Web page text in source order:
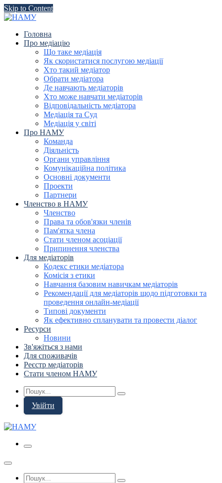
Skip to Content
Головна
Про медіацію
Що таке медіація
Як скористатися послугою медіації
Хто такий медіатор
Обрати медіатора
Де навчають медіаторів
Хто може навчати медіаторів
Відповідальність медіатора
Медіація та Суд
Медіація у світі
Про НАМУ
Команда
Діяльність
Органи управління
Комунікаційна політика
Основні документи
Проекти
Партнери
Членство в НАМУ
Членство
Права та обов'язки членів
Пам'ятка члена
Стати членом асоціації
Припинення членства
Для медіаторів
Кодекс етики медіатора
Комісія з етики
Навчання базовим навичкам медіаторів
Рекомендації для медіаторів щодо підготовки та
проведення онлайн-медіації
Типові документи
Як ефективно спланувати та провести діалог
Ресурси
Новини
Зв'яжіться з нами
Для споживачів
Реєстр медіаторів
Стати членом НАМУ
Увійти